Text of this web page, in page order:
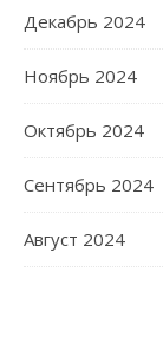
Декабрь 2024
Ноябрь 2024
Октябрь 2024
Сентябрь 2024
Август 2024